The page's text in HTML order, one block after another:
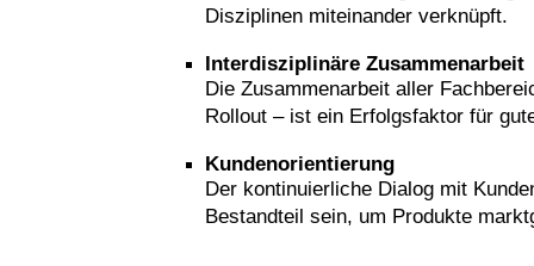
Disziplinen miteinander verknüpft.
Interdisziplinäre Zusammenarbeit
Die Zusammenarbeit aller
Rollout – ist ein Erfolgsfaktor für
Kundenorientierung
Der kontinuierliche Dialog mit
Bestandteil sein, um Produkte